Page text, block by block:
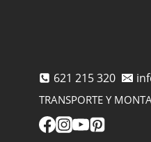
621 215 320
TRANSPORTE Y